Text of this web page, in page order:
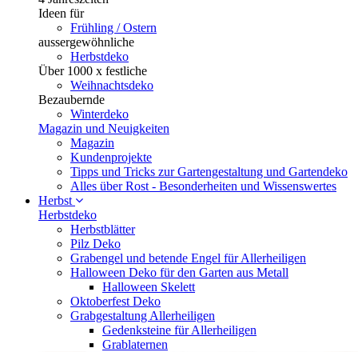
Ideen für
Frühling / Ostern
aussergewöhnliche
Herbstdeko
Über 1000 x festliche
Weihnachtsdeko
Bezaubernde
Winterdeko
Magazin und Neuigkeiten
Magazin
Kundenprojekte
Tipps und Tricks zur Gartengestaltung und Gartendeko
Alles über Rost - Besonderheiten und Wissenswertes
Herbst
Herbstdeko
Herbstblätter
Pilz Deko
Grabengel und betende Engel für Allerheiligen
Halloween Deko für den Garten aus Metall
Halloween Skelett
Oktoberfest Deko
Grabgestaltung Allerheiligen
Gedenksteine für Allerheiligen
Grablaternen